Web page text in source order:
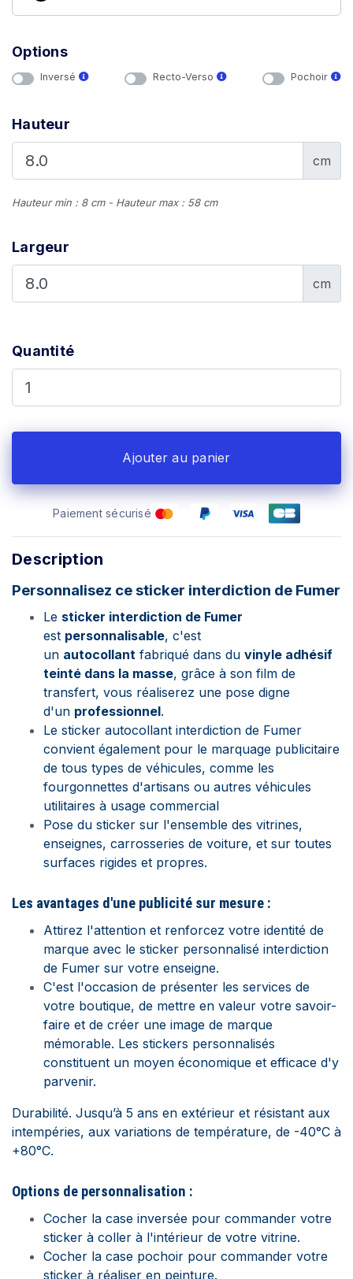
Options
Inversé Recto-Verso Pochoir
Hauteur
cm
Hauteur min : 8 cm - Hauteur max : 58 cm
Largeur
cm
Quantité
Ajouter au panier
Paiement sécurisé
Description
Personnalisez ce sticker interdiction de Fumer
Le sticker interdiction de Fumer
est personnalisable, c'est
un autocollant fabriqué dans du vinyle adhésif
teinté dans la masse, grâce à son film de
transfert, vous réaliserez une pose digne
d'un professionnel.
Le sticker autocollant interdiction de Fumer
convient également pour le marquage publicitaire
de tous types de véhicules, comme les
fourgonnettes d'artisans ou autres véhicules
utilitaires à usage commercial
Pose du sticker sur l'ensemble des vitrines,
enseignes, carrosseries de voiture, et sur toutes
surfaces rigides et propres.
Les avantages d'une publicité sur mesure :
Attirez l'attention et renforcez votre identité de
marque avec le sticker personnalisé interdiction
de Fumer sur votre enseigne.
C'est l'occasion de présenter les services de
votre boutique, de mettre en valeur votre savoir-
faire et de créer une image de marque
mémorable. Les stickers personnalisés
constituent un moyen économique et efficace d'y
parvenir.
Durabilité. Jusqu’à 5 ans en extérieur et résistant aux
intempéries, aux variations de température, de -40°C à
+80°C.
Options de personnalisation :
Cocher la case inversée pour commander votre
sticker à coller à l'intérieur de votre vitrine.
Cocher la case pochoir pour commander votre
sticker à réaliser en peinture.